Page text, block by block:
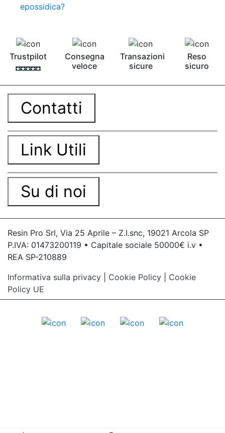
epossidica?
Trustpilot
Consegna
veloce
Transazioni
sicure
Reso
sicuro
Contatti
Link Utili
Su di noi
Resin Pro Srl, Via 25 Aprile – Z.I.snc, 19021 Arcola SP
P.IVA: 01473200119 • Capitale sociale 50000€ i.v •
REA SP-210889
Informativa sulla privacy
Cookie Policy
Cookie
Policy UE